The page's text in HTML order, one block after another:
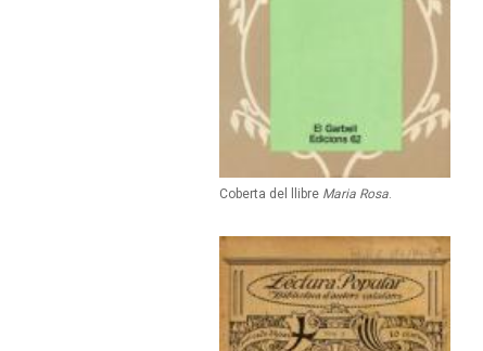
Coberta del llibre Maria Rosa.